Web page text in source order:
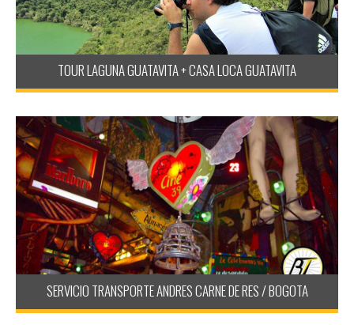
TOUR LAGUNA GUATAVITA + CASA LOCA GUATAVITA
SERVICIO TRANSPORTE ANDRES CARNE DE RES / BOGOTA